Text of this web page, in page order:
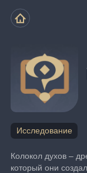
Исследование
Колокол духов –
который они